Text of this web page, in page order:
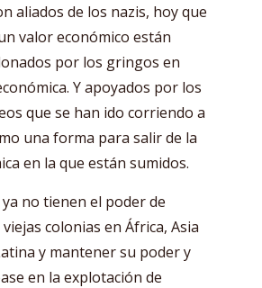
aliados de los nazis, hoy que
valor económico están
por los gringos en
Y apoyados por los
que se han ido corriendo a
una forma para salir de la
en la que están sumidos.
no tienen el poder de
colonias en África, Asia
y mantener su poder y
en la explotación de